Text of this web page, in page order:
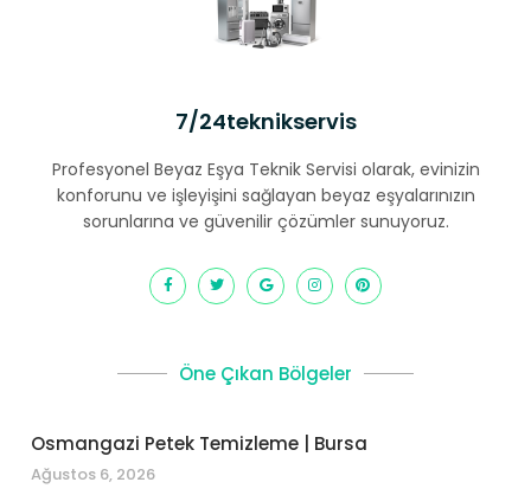
7/24teknikservis
Profesyonel Beyaz Eşya Teknik Servisi olarak, evinizin
konforunu ve işleyişini sağlayan beyaz eşyalarınızın
sorunlarına ve güvenilir çözümler sunuyoruz.
Öne Çıkan Bölgeler
Osmangazi Petek Temizleme | Bursa
Ağustos 6, 2026